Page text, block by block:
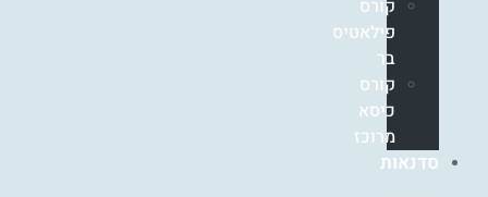
קורס
פילאטיס
בר
קורס
כיסא
מרוכז
סדנאות